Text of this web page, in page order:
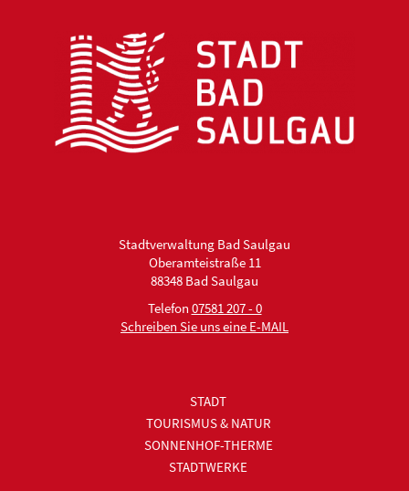
Stadtverwaltung Bad Saulgau
Oberamteistraße 11
88348 Bad Saulgau
Telefon 07581 207 - 0
Schreiben Sie uns eine E-MAIL
STADT
TOURISMUS & NATUR
SONNENHOF-THERME
STADTWERKE